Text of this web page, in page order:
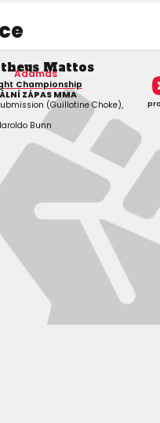
Mattos
Adamas
Championship
ZÁPAS MMA
(Guillotine Choke),
Bunn
užití
s používáním
Statistiky
Kontakty